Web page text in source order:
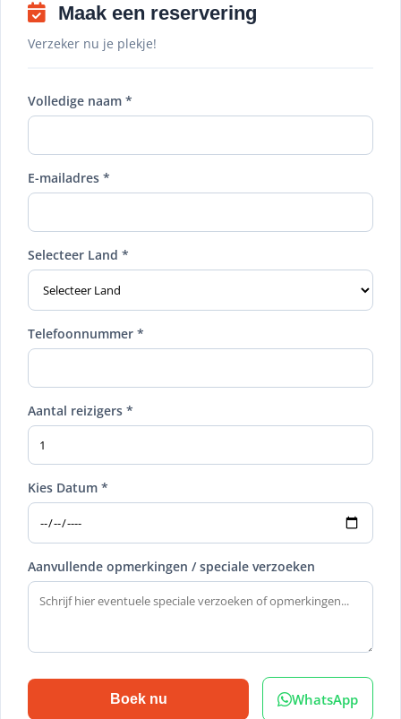
Maak een reservering
Verzeker nu je plekje!
Volledige naam *
E-mailadres *
Selecteer Land *
Telefoonnummer *
Aantal reizigers *
Kies Datum *
Aanvullende opmerkingen / speciale verzoeken
Boek nu WhatsApp